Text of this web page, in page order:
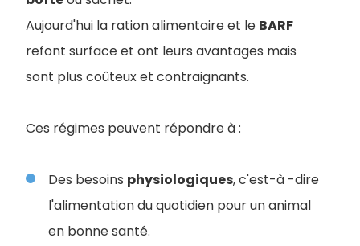
Aujourd'hui la ration alimentaire et le BARF
refont surface et ont leurs avantages mais
sont plus coûteux et contraignants.
Ces régimes peuvent répondre à :
Des besoins physiologiques, c'est-à -dire
l'alimentation du quotidien pour un animal
en bonne santé.